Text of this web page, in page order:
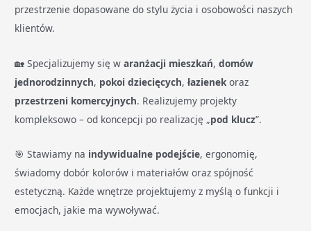
przestrzenie dopasowane do stylu życia i osobowości naszych
klientów.
🏡 Specjalizujemy się waranżacji mieszkań,domów
jednorodzinnych, pokoi dziecięcych,łazienek oraz
przestrzeni komercyjnych. Realizujemy projekty
kompleksowo – od koncepcji po realizację „pod klucz”.
🎯 Stawiamy na indywidualne podejście, ergonomię,
świadomy dobór kolorów i materiałów oraz spójność
estetyczną. Każde wnętrze projektujemy z myślą o funkcji i
emocjach, jakie ma wywoływać.